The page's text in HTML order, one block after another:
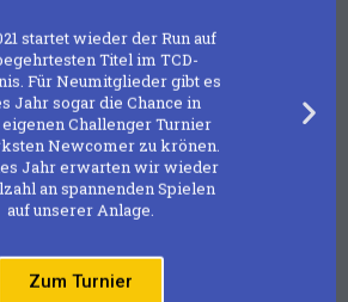
startet wieder der Run auf
Titel im TCD-
Für Neumitglieder gibt es
Jahr sogar die Chance in
eigenen Challenger Turnier
Newcomer zu krönen.
Jahr erwarten wir wieder
an spannenden Spielen
auf unserer Anlage.
Zum Turnier